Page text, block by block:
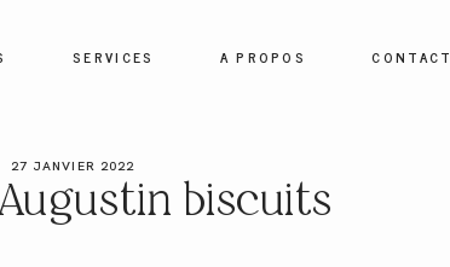
SERVICES A PROPOS CONTACT
27 JANVIER 2022
biscuits
PHOTOS